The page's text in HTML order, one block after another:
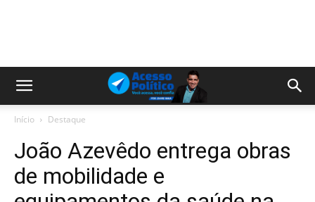
Início Destaque
João Azevêdo entrega obras
de mobilidade e